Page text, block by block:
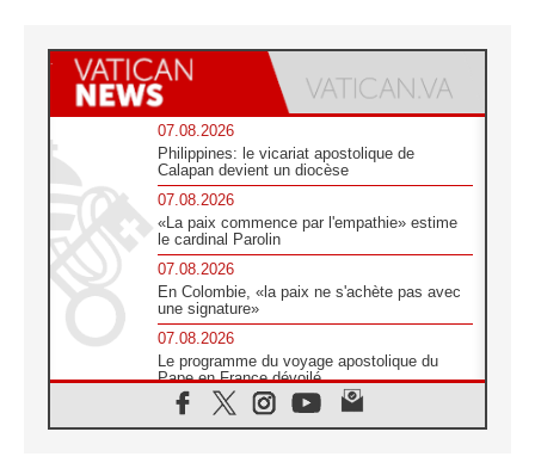
07.08.2026
Philippines: le vicariat apostolique de
Calapan devient un diocèse
07.08.2026
«La paix commence par l'empathie» estime
le cardinal Parolin
07.08.2026
En Colombie, «la paix ne s'achète pas avec
une signature»
07.08.2026
Le programme du voyage apostolique du
Pape en France dévoilé
07.08.2026
1ère Conférence continentale sur l'éducation